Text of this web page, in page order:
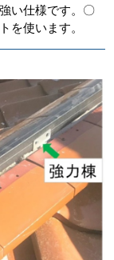
い仕様です。〇
を使います。